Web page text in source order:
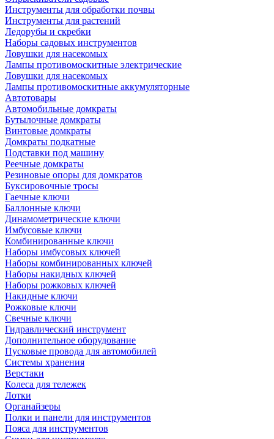
Инструменты для обработки почвы
Инструменты для растений
Ледорубы и скребки
Наборы садовых инструментов
Ловушки для насекомых
Лампы противомоскитные электрические
Ловушки для насекомых
Лампы противомоскитные аккумуляторные
Автотовары
Автомобильные домкраты
Бутылочные домкраты
Винтовые домкраты
Домкраты подкатные
Подставки под машину
Реечные домкраты
Резиновые опоры для домкратов
Буксировочные тросы
Гаечные ключи
Баллонные ключи
Динамометрические ключи
Имбусовые ключи
Комбинированные ключи
Наборы имбусовых ключей
Наборы комбинированных ключей
Наборы накидных ключей
Наборы рожковых ключей
Накидные ключи
Рожковые ключи
Свечные ключи
Гидравлический инструмент
Дополнительное оборудование
Пусковые провода для автомобилей
Системы хранения
Верстаки
Колеса для тележек
Лотки
Органайзеры
Полки и панели для инструментов
Пояса для инструментов